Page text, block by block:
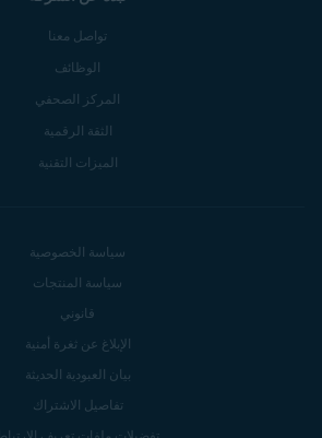
تواصل معنا
الوظائف
المركز الصحفي
الثقة الرقمية
الميزات التقنية
سياسة الخصوصية
سياسة المنتجات
قانوني
الإبلاغ عن ثغرة أمنية
بيان العبودية الحديثة
تفاصيل الاشتراك